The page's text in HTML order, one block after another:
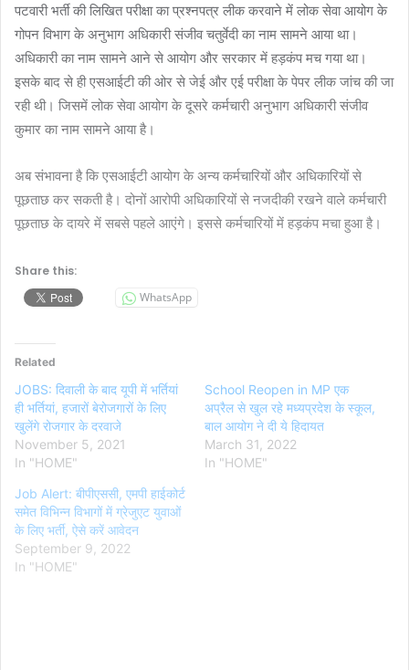
पटवारी भर्ती की लिखित परीक्षा का प्रश्नपत्र लीक करवाने में लोक सेवा आयोग के
गोपन विभाग के अनुभाग अधिकारी संजीव चतुर्वेदी का नाम सामने आया था।
अधिकारी का नाम सामने आने से आयोग और सरकार में हड़कंप मच गया था।
इसके बाद से ही एसआईटी की ओर से जेई और एई परीक्षा के पेपर लीक जांच की जा
रही थी। जिसमें लोक सेवा आयोग के दूसरे कर्मचारी अनुभाग अधिकारी संजीव
कुमार का नाम सामने आया है।
अब संभावना है कि एसआईटी आयोग के अन्य कर्मचारियों और अधिकारियों से
पूछताछ कर सकती है। दोनों आरोपी अधिकारियों से नजदीकी रखने वाले कर्मचारी
पूछताछ के दायरे में सबसे पहले आएंगे। इससे कर्मचारियों में हड़कंप मचा हुआ है।
Share this:
WhatsApp
Related
JOBS: दिवाली के बाद यूपी में भर्तियां
ही भर्तियां, हजारों बेरोजगारों के लिए
खुलेंगे रोजगार के दरवाजे
November 5, 2021
In "HOME"
School Reopen in MP एक
अप्रैल से खुल रहे मध्यप्रदेश के स्‍कूल,
बाल आयोग ने दी ये हिदायत
March 31, 2022
In "HOME"
Job Alert: बीपीएससी, एमपी हाईकोर्ट
समेत विभिन्न विभागों में ग्रेजुएट युवाओं
के लिए भर्ती, ऐसे करें आवेदन
September 9, 2022
In "HOME"